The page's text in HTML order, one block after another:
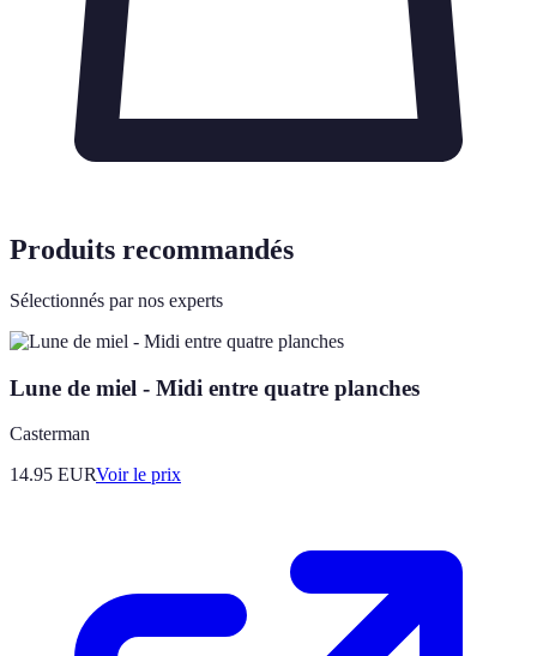
Produits recommandés
Sélectionnés par nos experts
Lune de miel - Midi entre quatre planches
Casterman
14.95 EURVoir le prix